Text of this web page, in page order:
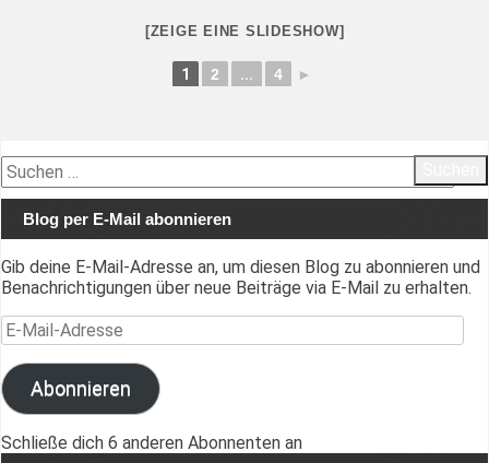
[ZEIGE EINE SLIDESHOW]
1 2 ... 4 ►
Suchen
nach:
Blog per E-Mail abonnieren
Gib deine E-Mail-Adresse an, um diesen Blog zu abonnieren und
Benachrichtigungen über neue Beiträge via E-Mail zu erhalten.
E-Mail-Adresse
Abonnieren
Schließe dich 6 anderen Abonnenten an